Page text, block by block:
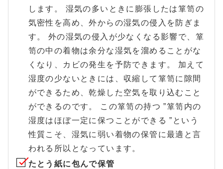
します。 湿気の多いときに膨張したは箪笥の
気密性を高め、外からの湿気の侵入を防ぎま
す。 外の湿気の侵入が少なくなる影響で、箪
笥の中の着物は余分な湿気を溜めることがな
くなり、カビの発生を予防できます。 加えて
湿度の少ないときには、収縮して箪笥に隙間
ができるため、乾燥した空気を取り込むこと
ができるのです。 この箪笥の持つ ”箪笥内の
湿度はほぼ一定に保つことができる ”という
性質こそ、湿気に弱い着物の保管に最適と言
われる所以となっています。
たとう紙に包んで保管